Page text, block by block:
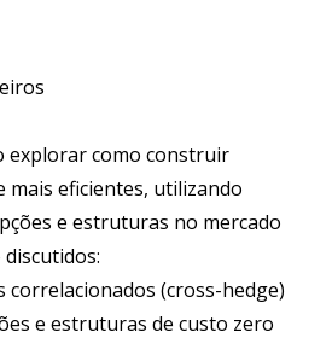
explorar como construir
mais eficientes, utilizando
e estruturas no mercado
correlacionados (cross-hedge)
e estruturas de custo zero